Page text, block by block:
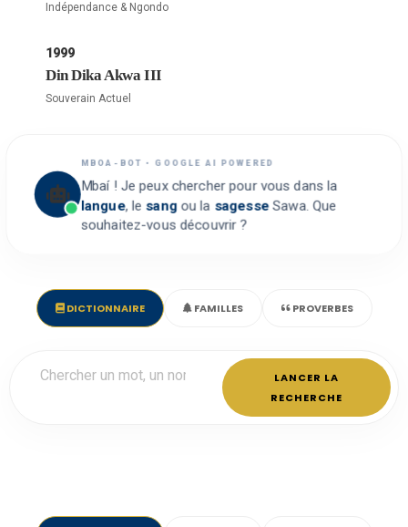
Indépendance & Ngondo
1999
Din Dika Akwa III
Souverain Actuel
MBOA-BOT • GOOGLE AI POWERED
Mbaí ! Je peux chercher pour vous dans la
langue, lesangou la sagesseSawa. Que
souhaitez-vous découvrir ?
DICTIONNAIRE FAMILLES PROVERBES
LANCER LA
RECHERCHE